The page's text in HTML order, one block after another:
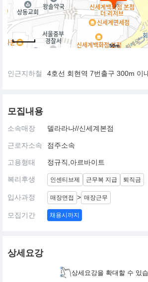
50m
인근지하철 4호선 회현역 7번출구 300m 이
모집내용
소속매장 델라라나//신세계본점
근로자소속 점주소속
고용형태 정규직,아르바이트
복리후생 인센티브제 근무복 지급 퇴직금
입사과정 매장면접 > 매장근무
모집기간 채용시까지
상세요강
상세요강을 확대할 수 있